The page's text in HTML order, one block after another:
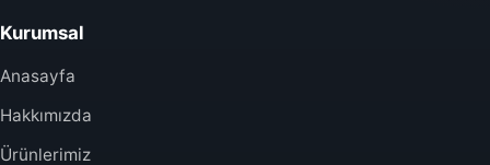
Kurumsal
Anasayfa
Hakkımızda
Ürünlerimiz